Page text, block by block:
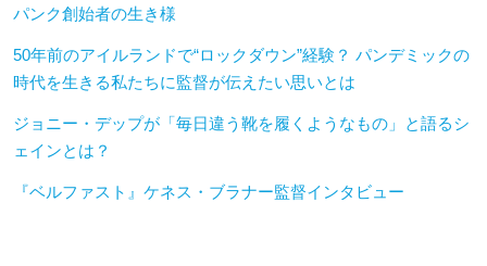
パンク創始者の生き様
50年前のアイルランドで“ロックダウン”経験？ パンデミックの
時代を生きる私たちに監督が伝えたい思いとは
ジョニー・デップが「毎日違う靴を履くようなもの」と語るシ
ェインとは？
『ベルファスト』ケネス・ブラナー監督インタビュー